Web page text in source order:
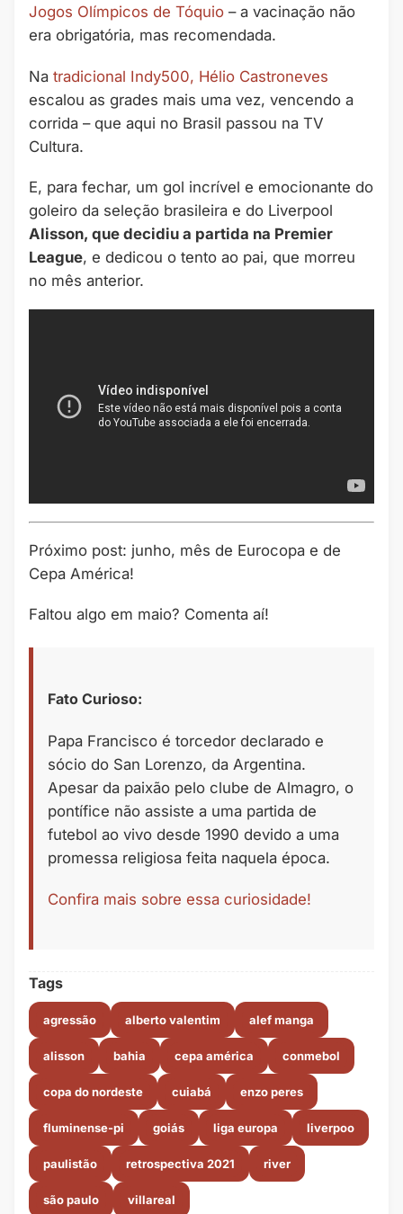
Jogos Olímpicos de Tóquio – a vacinação não
era obrigatória, mas recomendada.
Na tradicional Indy500, Hélio Castroneves
escalou as grades mais uma vez, vencendo a
corrida – que aqui no Brasil passou na TV
Cultura.
E, para fechar, um gol incrível e emocionante do
goleiro da seleção brasileira e do Liverpool
Alisson, que decidiu a partida na Premier
League, e dedicou o tento ao pai, que morreu
no mês anterior.
Próximo post: junho, mês de Eurocopa e de
Cepa América!
Faltou algo em maio? Comenta aí!
Fato Curioso:
Papa Francisco é torcedor declarado e
sócio do San Lorenzo, da Argentina.
Apesar da paixão pelo clube de Almagro, o
pontífice não assiste a uma partida de
futebol ao vivo desde 1990 devido a uma
promessa religiosa feita naquela época.
Confira mais sobre essa curiosidade!
Tags
agressão alberto valentim alef manga
alisson bahia cepa américa conmebol
copa do nordeste cuiabá enzo peres
fluminense-pi goiás liga europa liverpoo
paulistão retrospectiva 2021 river
são paulo villareal